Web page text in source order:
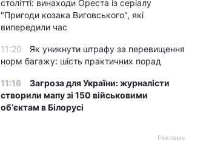
столітті: винаходи Ореста із серіалу
"Пригоди козака Виговського", які
випередили час
11:20
Як уникнути штрафу за перевищення
норм багажу: шість практичних порад
11:16
Загроза для України: журналісти
створили мапу зі 150 військовими
обʼєктам в Білорусі
Реклама